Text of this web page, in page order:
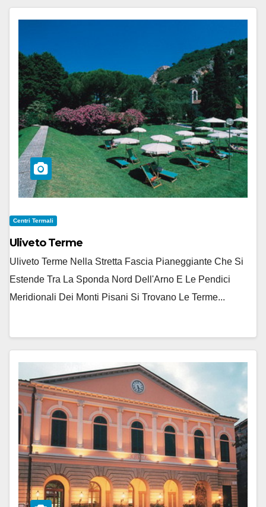
Centri Termali
Uliveto Terme
Uliveto Terme Nella Stretta Fascia Pianeggiante Che Si
Estende Tra La Sponda Nord Dell'Arno E Le Pendici
Meridionali Dei Monti Pisani Si Trovano Le Terme...